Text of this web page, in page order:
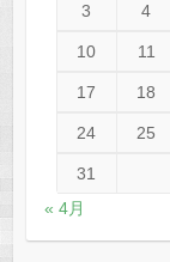
3 4
10 11
17 18
24 25
31
« 4月